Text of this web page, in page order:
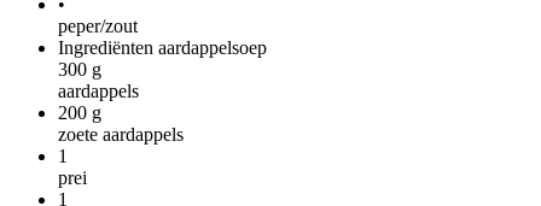
•
peper/zout
Ingrediënten aardappelsoep
300 g
aardappels
200 g
zoete aardappels
1
prei
1